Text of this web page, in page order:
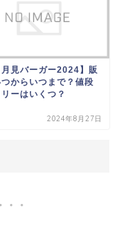
月見バーガー2024】販
からいつまで？値段
ーはいくつ？
2024年8月27日